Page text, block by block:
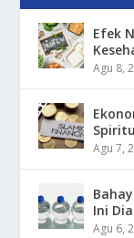
Efek
Agu 8,
Agu 7,
Ini
Agu 6,